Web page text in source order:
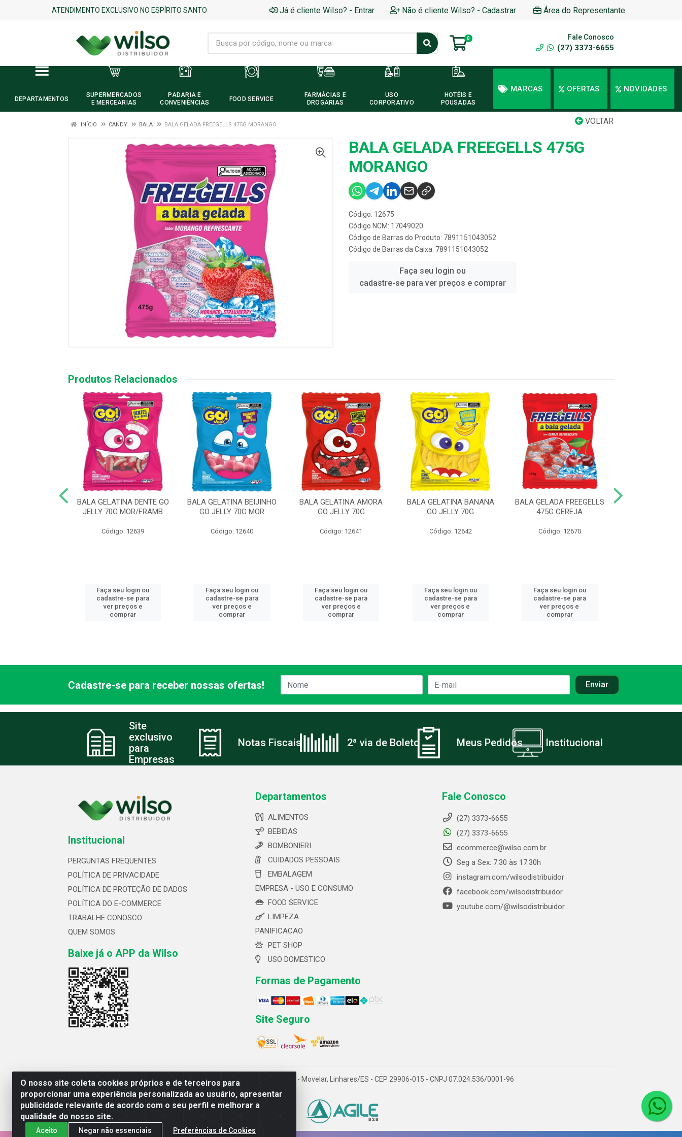
ATENDIMENTO EXCLUSIVO NO ESPÍRITO SANTO Já é cliente Wilso? - Entrar Não é cliente Wilso? - Cadastrar Área do Representante
0 Fale Conosco
(27) 3373-6655
DEPARTAMENTOS
SUPERMERCADOS
E MERCEARIAS
PADARIA E
CONVENIÊNCIAS
FOOD SERVICE
FARMÁCIAS E
DROGARIAS
USO
CORPORATIVO
HOTÉIS E
POUSADAS
MARCAS OFERTAS NOVIDADES
VOLTAR
INÍCIO CANDY BALA BALA GELADA FREEGELLS 475G MORANGO
BALA GELADA FREEGELLS 475G
MORANGO
Código: 12675
Código NCM: 17049020
Código de Barras do Produto: 7891151043052
Código de Barras da Caixa: 7891151043052
Faça seu login ou
cadastre-se para ver preços e comprar
Produtos Relacionados
BALA GELATINA DENTE GO
JELLY 70G MOR/FRAMB
Código: 12639
Faça seu login ou
cadastre-se para
ver preços e
comprar
BALA GELATINA BEIJINHO
GO JELLY 70G MOR
Código: 12640
Faça seu login ou
cadastre-se para
ver preços e
comprar
BALA GELATINA AMORA
GO JELLY 70G
Código: 12641
Faça seu login ou
cadastre-se para
ver preços e
comprar
BALA GELATINA BANANA
GO JELLY 70G
Código: 12642
Faça seu login ou
cadastre-se para
ver preços e
comprar
BALA GELADA FREEGELLS
475G CEREJA
Código: 12670
Faça seu login ou
cadastre-se para
ver preços e
comprar
O nosso site coleta cookies próprios e de terceiros para
proporcionar uma experiência personalizada ao usuário, apresentar
publicidade relevante de acordo com o seu perfil e melhorar a
qualidade do nosso site.
Aceito Negar não essenciais Preferências de Cookies
Cadastre-se para receber nossas ofertas!
Site
exclusivo
para
Empresas
Notas Fiscais 2ª via de Boleto Meus Pedidos Institucional
Institucional
PERGUNTAS FREQUENTES
POLÍTICA DE PRIVACIDADE
POLÍTICA DE PROTEÇÃO DE DADOS
POLÍTICA DO E-COMMERCE
TRABALHE CONOSCO
QUEM SOMOS
Baixe já o APP da Wilso
Departamentos
ALIMENTOS
BEBIDAS
BOMBONIERI
CUIDADOS PESSOAIS
EMBALAGEM
EMPRESA - USO E CONSUMO
FOOD SERVICE
LIMPEZA
PANIFICACAO
PET SHOP
USO DOMESTICO
Formas de Pagamento
Site Seguro
Fale Conosco
(27) 3373-6655
(27) 3373-6655
ecommerce@wilso.com.br
Seg a Sex: 7:30 às 17:30h
instagram.com/wilsodistribuidor
facebook.com/wilsodistribuidor
youtube.com/@wilsodistribuidor
Wilso Distribuidor ltda- Av. Cerejeira, 699 - Movelar, Linhares/ES - CEP 29906-015 - CNPJ 07.024.536/0001-96